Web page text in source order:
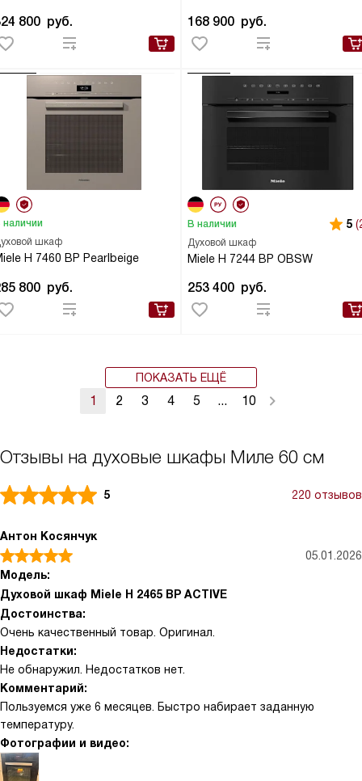
800 руб. 168 900 руб.
шкаф
H 7460 BP Pearlbeige
наличии
800 руб.
Духовой шкаф
Miele H 7244 BP OBSW
В наличии 5
253 400 руб.
ПОКАЗАТЬ ЕЩЁ
1 2 3 4 5 ... 10
Отзывы на духовые шкафы Миле 60 см
5 220 отзывов
Антон Косянчук
05.01.2026
Модель:
Духовой шкаф Miele H 2465 BP ACTIVE
Достоинства:
Очень качественный товар. Оригинал.
Недостатки:
Не обнаружил. Недостатков нет.
Комментарий:
Пользуемся уже 6 месяцев. Быстро набирает заданную
температуру.
Фотографии и видео: